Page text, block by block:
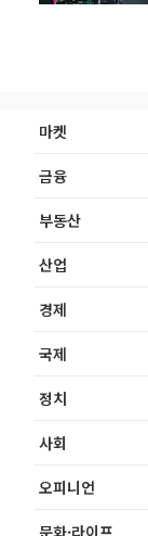
마켓
금융
부동산
산업
경제
국제
정치
사회
오피니언
문화·라이프